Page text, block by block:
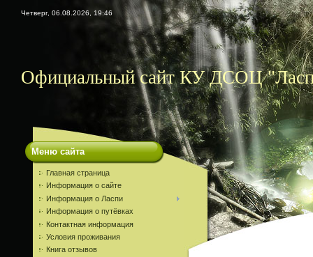
Четверг, 06.08.2026, 19:46
Официальный сайт КУ ДСОЦ
Меню сайта
Главная страница
Информация о сайте
Информация о Ласпи
Информация о путёвках
Контактная информация
Условия проживания
Книга отзывов